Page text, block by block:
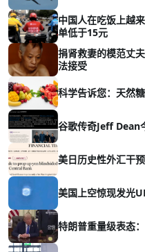
中国人在吃饭上越
单低于15元
捐肾救妻的模范丈
法接受
科学告诉您：天然
谷歌传奇Jeff Dean
美日历史性外汇干
美国上空惊现发光
特朗普重量级表态